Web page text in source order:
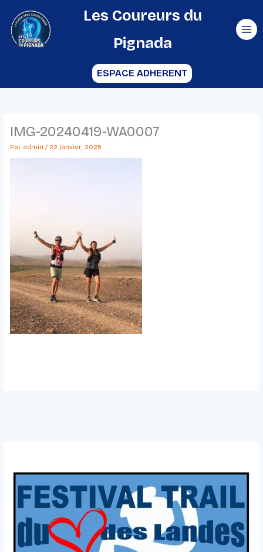
contenu
Les Coureurs du
Pignada
ESPACE ADHERENT
IMG-20240419-WA0007
Par admin / 22 janvier, 2025